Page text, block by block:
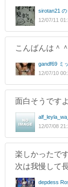
sirotan21
12/07/11
こんばんは＾
gandf69 ミ
12/07/10
面白そうです
12/07/08
楽しかったで
次は我慢して
depdess